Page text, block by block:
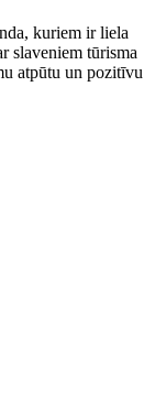
kuriem ir liela
slaveniem tūrisma
atpūtu un pozitīvu